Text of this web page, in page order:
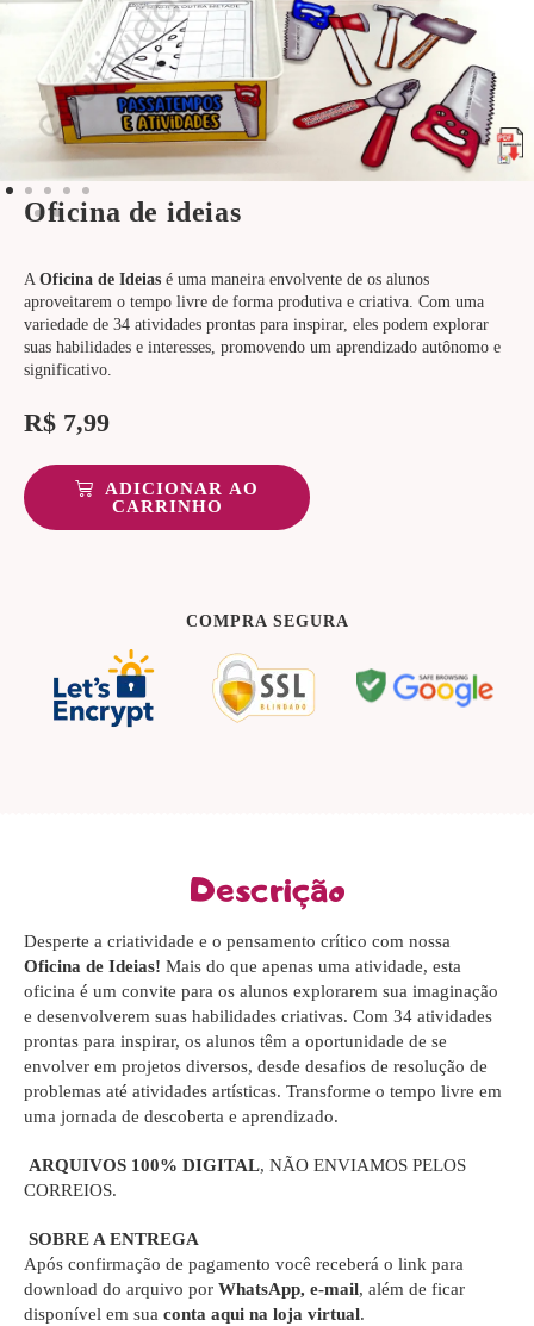
Oficina de ideias
A Oficina de Ideias é uma maneira envolvente de os alunos
aproveitarem o tempo livre de forma produtiva e criativa. Com uma
variedade de 34 atividades prontas para inspirar, eles podem explorar
suas habilidades e interesses, promovendo um aprendizado autônomo e
significativo.
R$ 7,99
ADICIONAR AO
CARRINHO
COMPRA SEGURA
Descrição
Desperte a criatividade e o pensamento crítico com nossa
Oficina de Ideias! Mais do que apenas uma atividade, esta
oficina é um convite para os alunos explorarem sua imaginação
e desenvolverem suas habilidades criativas. Com 34 atividades
prontas para inspirar, os alunos têm a oportunidade de se
envolver em projetos diversos, desde desafios de resolução de
problemas até atividades artísticas. Transforme o tempo livre em
uma jornada de descoberta e aprendizado.
ARQUIVOS 100% DIGITAL, NÃO ENVIAMOS PELOS
CORREIOS.
SOBRE A ENTREGA
Após confirmação de pagamento você receberá o link para
download do arquivo por WhatsApp, e-mail, além de ficar
disponível em sua conta aqui na loja virtual.